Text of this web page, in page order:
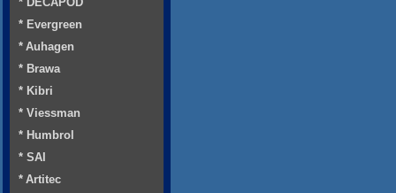
* Evergreen
* Auhagen
* Brawa
* Kibri
* Viessman
* Humbrol
* SAI
* Artitec